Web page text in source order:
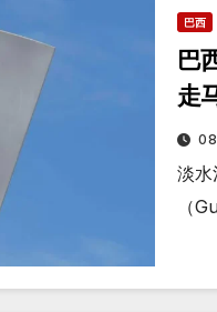
巴西
巴
走
淡
（